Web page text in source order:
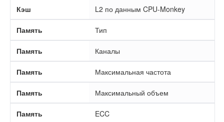
Кэш L2 по данным CPU-Monkey
Память Тип
Память Каналы
Память Максимальная частота
Память Максимальный объем
Память ECC